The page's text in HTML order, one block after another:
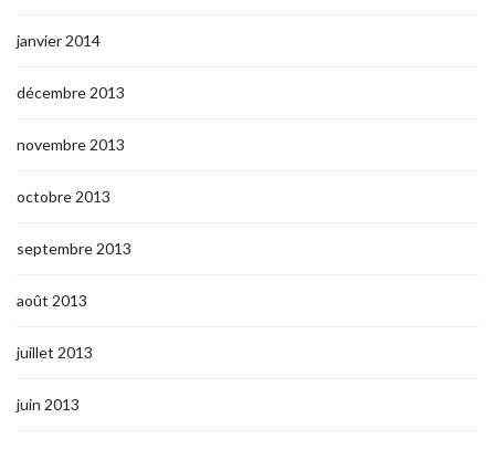
janvier 2014
décembre 2013
novembre 2013
octobre 2013
septembre 2013
août 2013
juillet 2013
juin 2013